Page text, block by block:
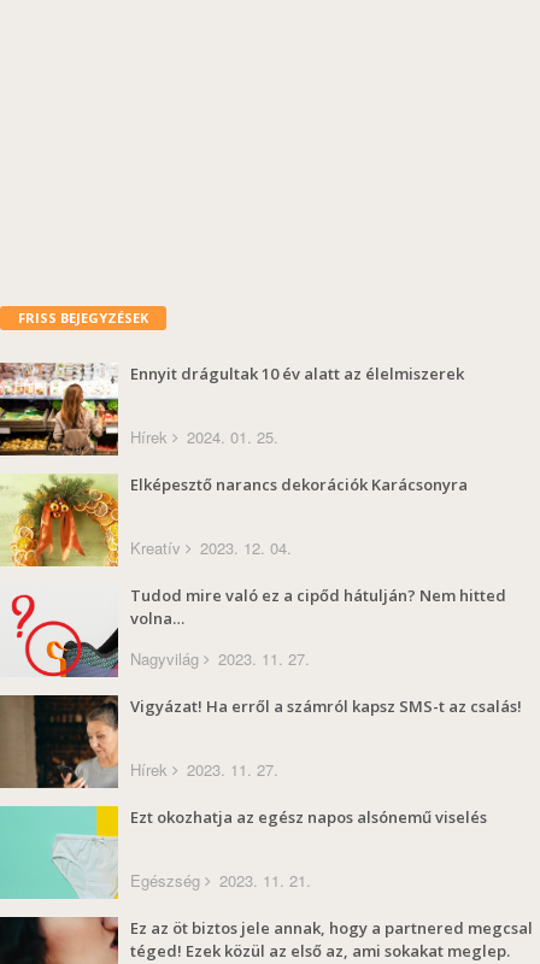
FRISS BEJEGYZÉSEK
Ennyit drágultak 10 év alatt az élelmiszerek
Hírek 2024. 01. 25.
Elképesztő narancs dekorációk Karácsonyra
Kreatív 2023. 12. 04.
Tudod mire való ez a cipőd hátulján? Nem hitted
volna…
Nagyvilág 2023. 11. 27.
Vigyázat! Ha erről a számról kapsz SMS-t az csalás!
Hírek 2023. 11. 27.
Ezt okozhatja az egész napos alsónemű viselés
Egészség 2023. 11. 21.
Ez az öt biztos jele annak, hogy a partnered megcsal
téged! Ezek közül az első az, ami sokakat meglep.